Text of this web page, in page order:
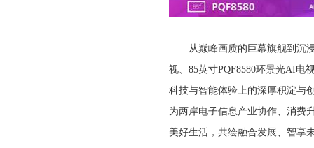
从巅峰画质的巨幕旗舰到沉浸
视、85英寸PQF8580环景光AI电
科技与智能体验上的深厚积淀与
为两岸电子信息产业协作、消费
美好生活，共绘融合发展、智享